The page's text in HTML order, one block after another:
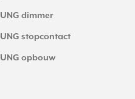
JUNG dimmer
JUNG stopcontact
JUNG opbouw